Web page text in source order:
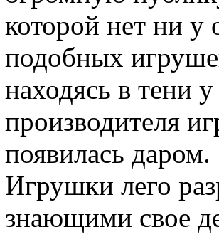
которой нет ни у
подобных
находясь в тени
производителя
появилась даром.
Игрушки лего
знающими свое